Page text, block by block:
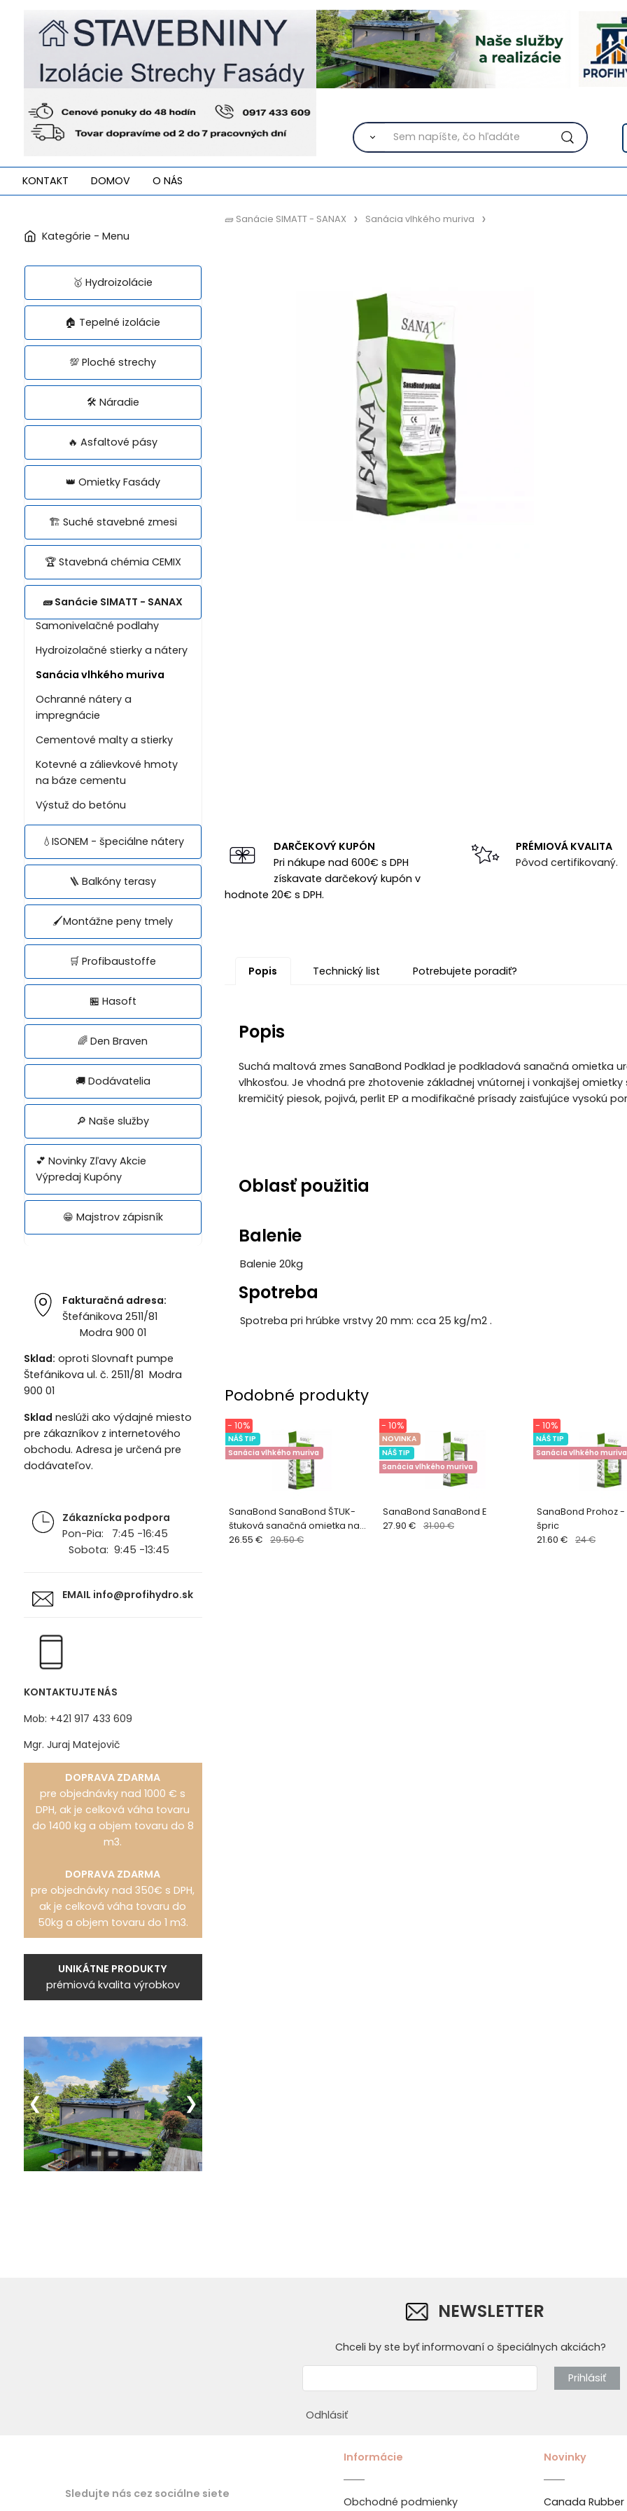
KONTAKT DOMOV O NÁS
🥇 Hydroizolácie
🏠 Tepelné izolácie
💯 Ploché strechy
🛠️ Náradie
🔥 Asfaltové pásy
👑 Omietky Fasády
🏗️ Suché stavebné zmesi
🏆 Stavebná chémia CEMIX
🧱 Sanácie SIMATT - SANAX
Samonivelačné podlahy
Hydroizolačné stierky a nátery
Sanácia vlhkého muriva
Ochranné nátery a
impregnácie
Cementové malty a stierky
Kotevné a zálievkové hmoty
na báze cementu
Výstuž do betónu
💧ISONEM - špeciálne nátery
🪜 Balkóny terasy
🖌️Montážne peny tmely
🛒 Profibaustoffe
🏪 Hasoft
🌈 Den Braven
🚚 Dodávatelia
🔎 Naše služby
💕 Novinky Zľavy Akcie
Výpredaj Kupóny
😁 Majstrov zápisník
Fakturačná adresa:
Štefánikova 2511/81
Modra 900 01
Sklad: oproti Slovnaft pumpe
Štefánikova ul. č. 2511/81 Modra
900 01
Sklad neslúži ako výdajné miesto
pre zákazníkov z internetového
obchodu. Adresa je určená pre
dodávateľov.
Zákaznícka podpora
Pon-Pia: 7:45 -16:45
Sobota: 9:45 -13:45
EMAIL info@profihydro.sk
KONTAKTUJTE NÁS
Mob: +421 917 433 609
Mgr. Juraj Matejovič
DOPRAVA ZDARMA
pre objednávky nad 1000 € s
DPH, ak je celková váha tovaru
do 1400 kg a objem tovaru do 8
m3.
DOPRAVA ZDARMA
pre objednávky nad 350€ s DPH,
ak je celková váha tovaru do
50kg a objem tovaru do 1 m3.
UNIKÁTNE PRODUKTY
prémiová kvalita výrobkov
🧱 Sanácie SIMATT - SANAX Sanácia vlhkého muriva
DARČEKOVÝ KUPÓN
Pri nákupe nad 600€ s DPH
získavate darčekový kupón v
hodnote 20€ s DPH.
PRÉMIOVÁ KVALITA
Pôvod certifikovaný.
Popis Technický list Potrebujete poradiť?
Popis
Suchá maltová zmes SanaBond Podklad je podkladová sanačná omietka
vlhkosťou. Je vhodná pre zhotovenie základnej vnútornej i vonkajšej
kremičitý piesok, pojivá, perlit EP a modifikačné prísady zaisťujúce vysokú
Oblasť použitia
Balenie
Balenie 20kg
Spotreba
Spotreba pri hrúbke vrstvy 20 mm: cca 25 kg/m2 .
Podobné produkty
SanaBond SanaBond ŠTUK-
štuková sanačná omietka na
vyhladenie
NÁŠ TIP
Sanácia vlhkého muriva
- 10%
26.55 € 29.50 €
SanaBond SanaBond E
NOVINKA
NÁŠ TIP
Sanácia vlhkého muriva
- 10%
27.90 € 31.00 €
SanaBond Prohoz
špric
NÁŠ TIP
Sanácia vlhkého muriva
- 10%
21.60 € 24 €
NEWSLETTER
Chceli by ste byť informovaní o špeciálnych akciách?
Prihlásiť
Odhlásiť
Sledujte nás cez sociálne siete
Informácie
Obchodné podmienky
Novinky
Canada Rubber